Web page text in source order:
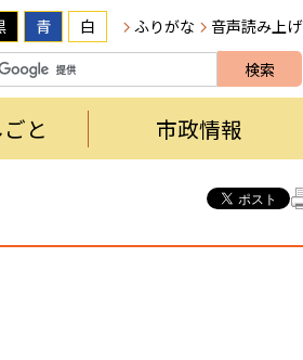
青 白 ふりがな 音声読み上げ
と 市政情報